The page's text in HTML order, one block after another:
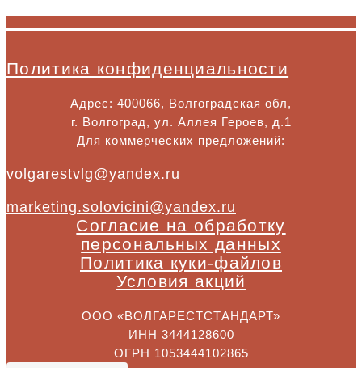
Политика конфиденциальности
Адрес: 400066, Волгоградская обл,
г. Волгоград, ул. Аллея Героев, д.1
Для коммерческих предложений:
volgarestvlg@yandex.ru
marketing.solovicini@yandex.ru
Согласие на обработку
персональных данных
Политика куки-файлов
Условия акций
ООО «ВОЛГАРЕСТСТАНДАРТ»
ИНН 3444128600
ОГРН 1053444102865